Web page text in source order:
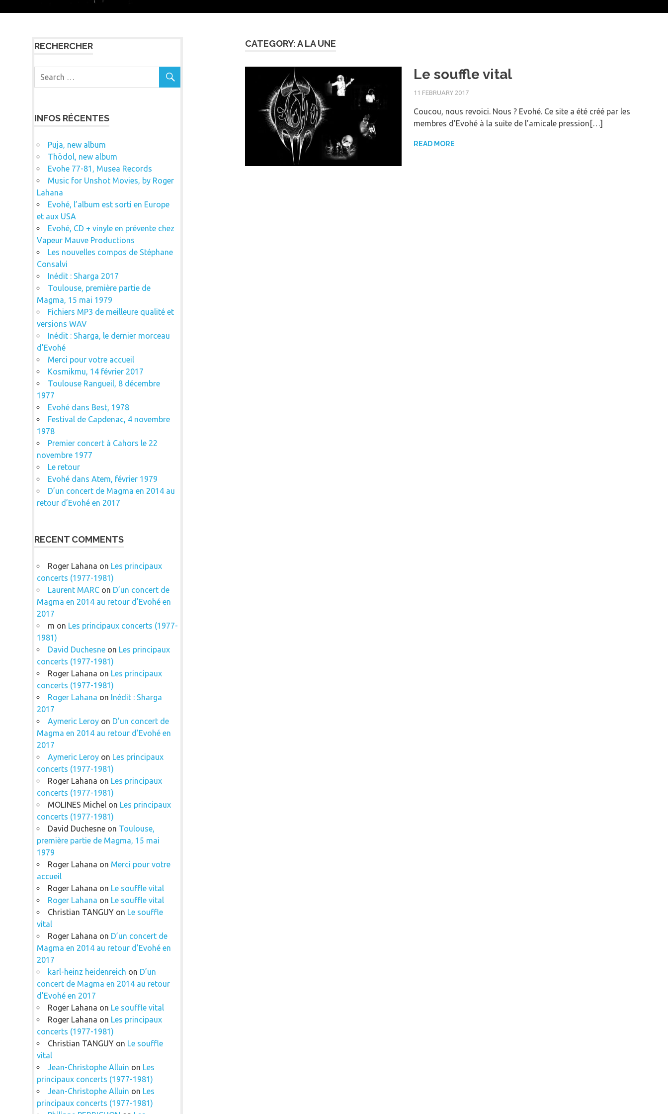
CATEGORY: A LA UNE
Le souffle vital
11 FEBRUARY 2017
Coucou, nous revoici. Nous ? Evohé. Ce site a été créé par les
membres d’Evohé à la suite de l’amicale pression[…]
READ MORE
RECHERCHER
INFOS RÉCENTES
Puja, new album
Thödol, new album
Evohe 77-81, Musea Records
Music for Unshot Movies, by Roger
Lahana
Evohé, l’album est sorti en Europe
et aux USA
Evohé, CD + vinyle en prévente chez
Vapeur Mauve Productions
Les nouvelles compos de Stéphane
Consalvi
Inédit : Sharga 2017
Toulouse, première partie de
Magma, 15 mai 1979
Fichiers MP3 de meilleure qualité et
versions WAV
Inédit : Sharga, le dernier morceau
d’Evohé
Merci pour votre accueil
Kosmikmu, 14 février 2017
Toulouse Rangueil, 8 décembre
1977
Evohé dans Best, 1978
Festival de Capdenac, 4 novembre
1978
Premier concert à Cahors le 22
novembre 1977
Le retour
Evohé dans Atem, février 1979
D’un concert de Magma en 2014 au
retour d’Evohé en 2017
RECENT COMMENTS
Roger Lahana on Les principaux
concerts (1977-1981)
Laurent MARCon D’un concert de
Magma en 2014 au retour d’Evohé en
2017
m on Les principaux concerts (1977-
1981)
David Duchesneon Les principaux
concerts (1977-1981)
Roger Lahana on Les principaux
concerts (1977-1981)
Roger Lahana on Inédit : Sharga
2017
Aymeric Leroyon D’un concert de
Magma en 2014 au retour d’Evohé en
2017
Aymeric Leroyon Les principaux
concerts (1977-1981)
Roger Lahana on Les principaux
concerts (1977-1981)
MOLINES Michelon Les principaux
concerts (1977-1981)
David Duchesneon Toulouse,
première partie de Magma, 15 mai
1979
Roger Lahana on Merci pour votre
accueil
Roger Lahana on Le souffle vital
Roger Lahana on Le souffle vital
Christian TANGUYon Le souffle
vital
Roger Lahana on D’un concert de
Magma en 2014 au retour d’Evohé en
2017
karl-heinz heidenreich on D’un
concert de Magma en 2014 au retour
d’Evohé en 2017
Roger Lahana on Le souffle vital
Roger Lahana on Les principaux
concerts (1977-1981)
Christian TANGUYon Le souffle
vital
Jean-Christophe Alluin on Les
principaux concerts (1977-1981)
Jean-Christophe Alluin on Les
principaux concerts (1977-1981)